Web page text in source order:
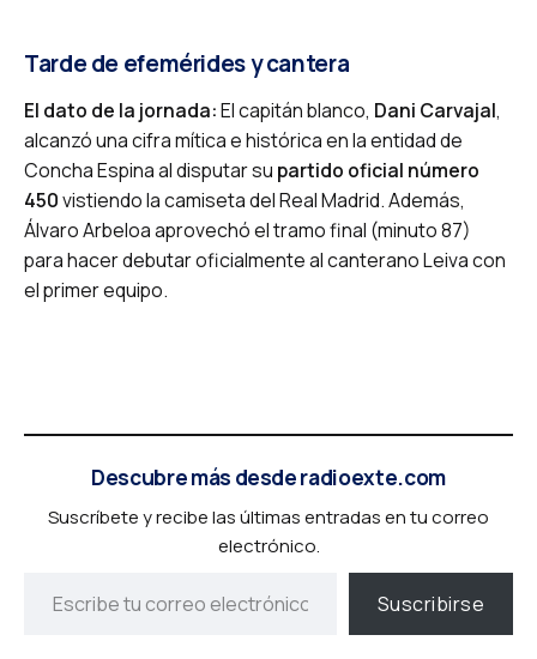
Tarde de efemérides y cantera
El dato de la jornada:El capitán blanco, Dani Carvajal,
alcanzó una cifra mítica e histórica en la entidad de
Concha Espina al disputar su partido oficial número
450vistiendo la camiseta del Real Madrid. Además,
Álvaro Arbeloa aprovechó el tramo final (minuto 87)
para hacer debutar oficialmente al canterano Leiva con
el primer equipo.
Descubre más desde radioexte.com
Suscríbete y recibe las últimas entradas en tu correo
electrónico.
Suscribirse